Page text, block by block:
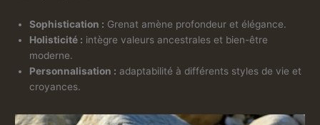
Sophistication : Grenat amène profondeur et élégance.
Holisticité : intègre valeurs ancestrales et bien-être
moderne.
Personnalisation : adaptabilité à différents styles de vie et
croyances.